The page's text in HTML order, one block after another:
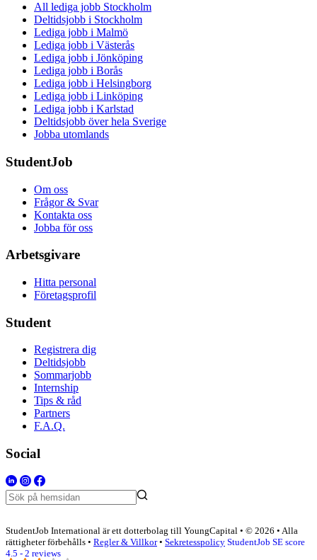
All lediga jobb Stockholm
Deltidsjobb i Stockholm
Lediga jobb i Malmö
Lediga jobb i Västerås
Lediga jobb i Jönköping
Lediga jobb i Borås
Lediga jobb i Helsingborg
Lediga jobb i Linköping
Lediga jobb i Karlstad
Deltidsjobb över hela Sverige
Jobba utomlands
StudentJob
Om oss
Frågor & Svar
Kontakta oss
Jobba för oss
Arbetsgivare
Hitta personal
Företagsprofil
Student
Registrera dig
Deltidsjobb
Sommarjobb
Internship
Tips & råd
Partners
F.A.Q.
Social
StudentJob International är ett dotterbolag till YoungCapital • © 2026 • Alla
rättigheter förbehålls • Regler & Villkor• Sekretesspolicy StudentJob SE score
4.5 - 2 reviews